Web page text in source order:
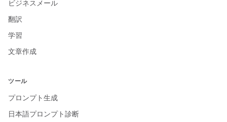
ビジネスメール
翻訳
学習
文章作成
ツール
プロンプト生成
日本語プロンプト診断